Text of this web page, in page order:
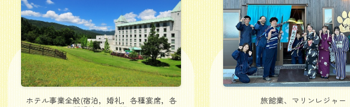
ホテル事業全般(宿泊，婚礼，各種宴席，各
旅館業、マリンレジャー